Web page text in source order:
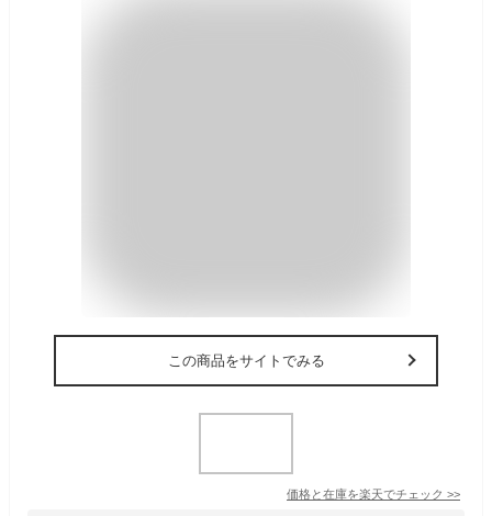
この商品をサイトでみる
価格と在庫を楽天でチェック >>